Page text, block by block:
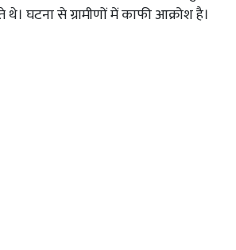
घटना से ग्रामीणों में काफी आक्रोश है।